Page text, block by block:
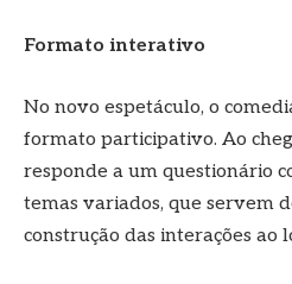
Formato interativo
No novo espetáculo, o
formato participativo. Ao
responde a um questionário
temas variados, que servem
construção das interações ao